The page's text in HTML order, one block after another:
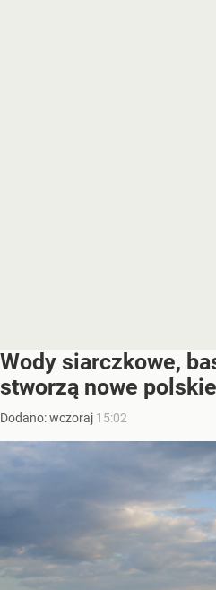
Wody siarczkowe,
stworzą nowe
Dodano:wczoraj 15:02